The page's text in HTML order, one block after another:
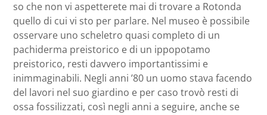
so che non vi aspetterete mai di trovare a Rotonda
quello di cui vi sto per parlare. Nel museo è possibile
osservare uno scheletro quasi completo di un
pachiderma preistorico e di un ippopotamo
preistorico, resti davvero importantissimi e
inimmaginabili. Negli anni ’80 un uomo stava facendo
del lavori nel suo giardino e per caso trovò resti di
ossa fossilizzati, così negli anni a seguire, anche se